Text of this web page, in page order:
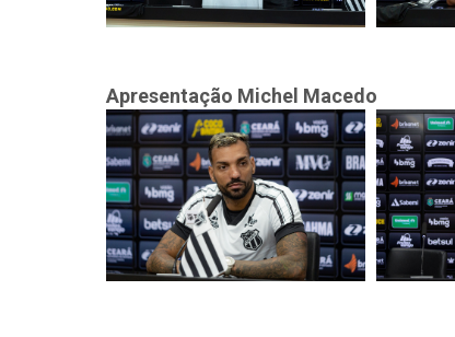
Apresentação Michel Macedo